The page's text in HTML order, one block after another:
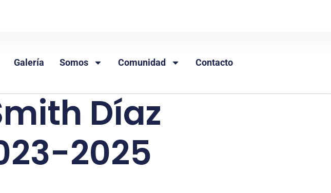
Galería Somos Comunidad Contacto
Díaz
2025